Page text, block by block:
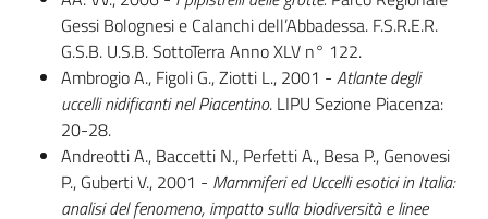
Biodiversità
Consultazione
Gessi Bolognesi e Calanchi dell’Abbadessa. F.S.R.E.R.
G.S.B. U.S.B. SottoTerra Anno XLV n° 122.
Ambrogio A., Figoli G., Ziotti L., 2001 - Atlante degli
uccelli nidificanti nel Piacentino. LIPU Sezione Piacenza:
20-28.
Andreotti A., Baccetti N., Perfetti A., Besa P., Genovesi
P., Guberti V., 2001 - Mammiferi ed Uccelli esotici in Italia:
analisi del fenomeno, impatto sulla biodiversità e linee